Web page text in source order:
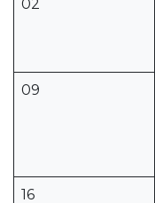
02
09
16